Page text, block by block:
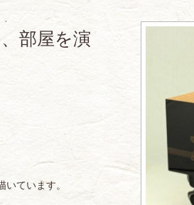
部屋を演
ています。